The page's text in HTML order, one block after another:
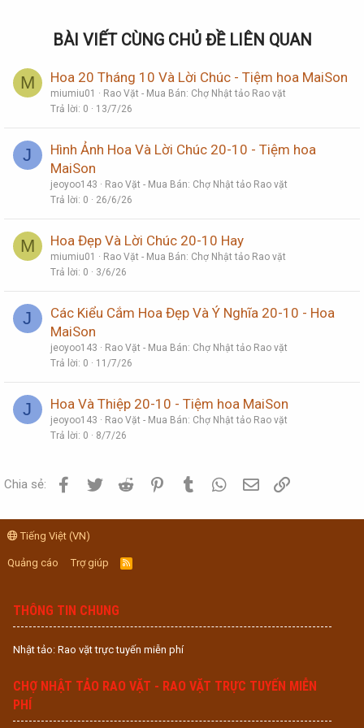
BÀI VIẾT CÙNG CHỦ ĐỀ LIÊN QUAN
M Hoa 20 Tháng 10 Và Lời Chúc - Tiệm hoa MaiSon
miumiu01
Rao Vặt - Mua Bán: Chợ Nhật tảo Rao vặt
Trả lời 0 13/7/26
J
Hình Ảnh Hoa Và Lời Chúc 20-10 - Tiệm hoa
MaiSon
jeoyoo143
Rao Vặt - Mua Bán: Chợ Nhật tảo Rao vặt
Trả lời 0 26/6/26
M Hoa Đẹp Và Lời Chúc 20-10 Hay
miumiu01
Rao Vặt - Mua Bán: Chợ Nhật tảo Rao vặt
Trả lời 0 3/6/26
J
Các Kiểu Cắm Hoa Đẹp Và Ý Nghĩa 20-10 - Hoa
MaiSon
jeoyoo143
Rao Vặt - Mua Bán: Chợ Nhật tảo Rao vặt
Trả lời 0 11/7/26
J Hoa Và Thiệp 20-10 - Tiệm hoa MaiSon
jeoyoo143
Rao Vặt - Mua Bán: Chợ Nhật tảo Rao vặt
Trả lời 0 8/7/26
Chia sẻ: Facebook
Twitter Reddit PinterestTumblr WhatsApp
Email
Tiếng Việt (VN)
Quảng cáo Trợ giúp
R
S
THÔNG TIN CHUNG
Nhật tảo: Rao vặt trực tuyến miễn phí
CHỢ NHẬT TẢO RAO VẶT - RAO VẶT TRỰC TUYẾN MIỄN
PHÍ